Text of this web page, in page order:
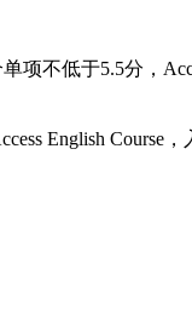
不低于5.5分，
English Course